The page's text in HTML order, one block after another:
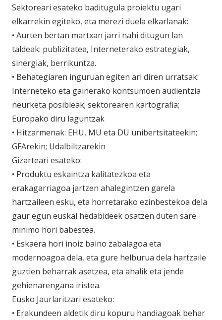
Sektoreari esateko baditugula proiektu ugari
elkarrekin egiteko, eta merezi duela elkarlanak:
• Aurten bertan martxan jarri nahi ditugun lan
taldeak: publizitatea, Interneterako estrategiak,
sinergiak, berrikuntza.
• Behategiaren inguruan egiten ari diren urratsak:
Interneteko eta gainerako kontsumoen audientzia
neurketa posibleak; sektorearen kartografia;
Europako diru laguntzak
• Hitzarmenak: EHU, MU eta DU unibertsitateekin;
GFArekin; Udalbiltzarekin
Gizarteari esateko:
• Produktu eskaintza kalitatezkoa eta
erakagarriagoa jartzen ahalegintzen garela
hartzaileen esku, eta horretarako ezinbestekoa dela
gaur egun euskal hedabideek osatzen duten sare
minimo hori babestea.
• Eskaera hori inoiz baino zabalagoa eta
modernoagoa dela, eta gure helburua dela hartzaile
guztien beharrak asetzea, eta ahalik eta jende
gehienarengana iristea.
Eusko Jaurlaritzari esateko:
• Erakundeen aldetik diru kopuru handiagoak behar